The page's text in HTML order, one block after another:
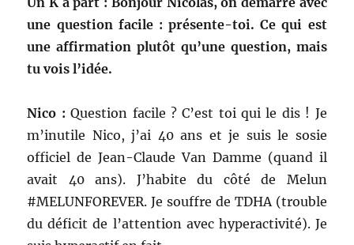
une question facile : présente-toi. Ce qui est
une affirmation plutôt qu’une question, mais
tu vois l’idée.
Nico : Question facile ? C’est toi qui le dis ! Je
m’inutile Nico, j’ai 40 ans et je suis le sosie
officiel de Jean-Claude Van Damme (quand il
avait 40 ans). J’habite du côté de Melun
#MELUNFOREVER. Je souffre de TDHA (trouble
du déficit de l’attention avec hyperactivité). Je